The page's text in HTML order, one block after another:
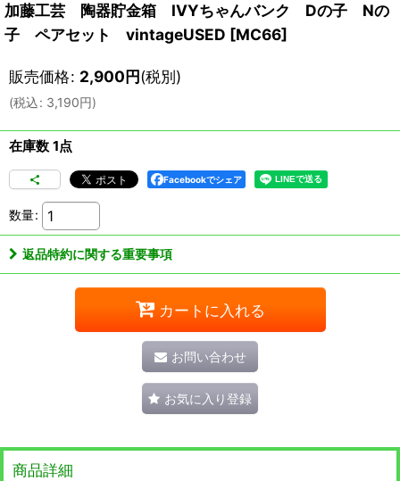
加藤工芸 陶器貯金箱 IVYちゃんバンク Dの子 Nの
子 ペアセット vintageUSED [MC66]
販売価格: 2,900円(税別)
(税込: 3,190円)
在庫数 1点
Facebookでシェア
数量:
返品特約に関する重要事項
カートに入れる
お問い合わせ
お気に入り登録
商品詳細